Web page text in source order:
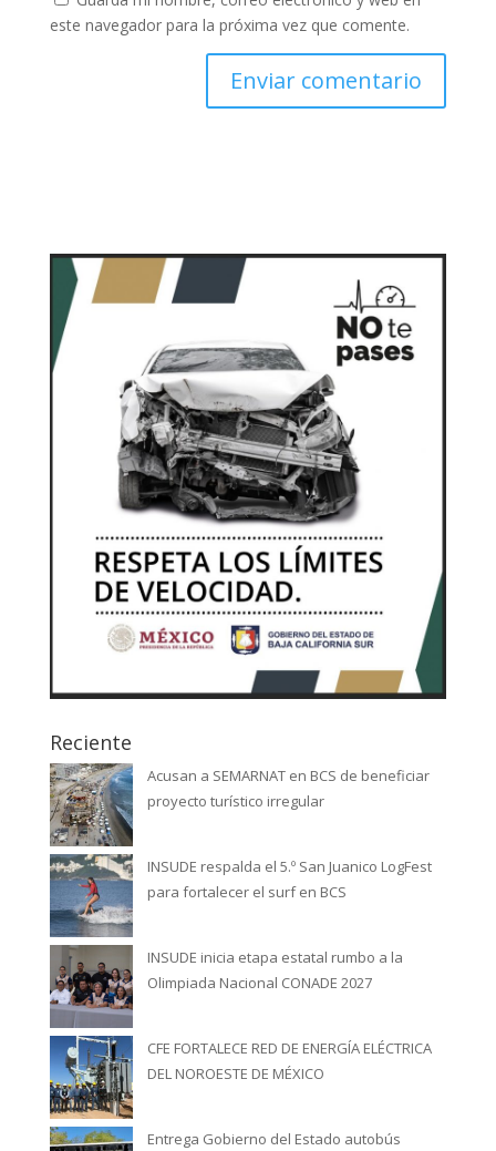
este navegador para la próxima vez que comente.
Reciente
Acusan a SEMARNAT en BCS de beneficiar
proyecto turístico irregular
INSUDE respalda el 5.º San Juanico LogFest
para fortalecer el surf en BCS
INSUDE inicia etapa estatal rumbo a la
Olimpiada Nacional CONADE 2027
CFE FORTALECE RED DE ENERGÍA ELÉCTRICA
DEL NOROESTE DE MÉXICO
Entrega Gobierno del Estado autobús